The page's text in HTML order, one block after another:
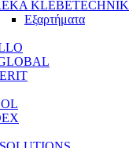
KLEBETECHNIK
Εξαρτήματα